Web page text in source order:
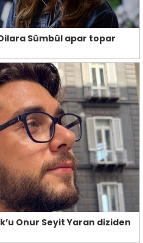
Sümbül apar topar
Onur Seyit Yaran diziden